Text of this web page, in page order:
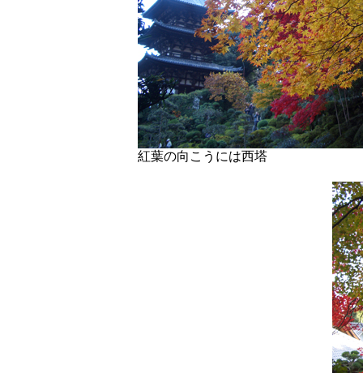
紅葉の向こうには西塔